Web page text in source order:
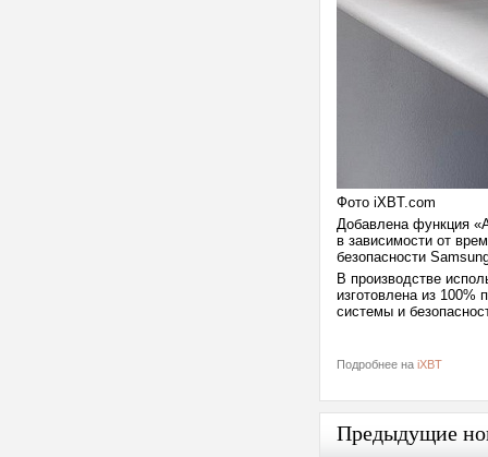
Фото iXBT.com
Добавлена функция
в зависимости от
безопасности
В производстве
изготовлена из 100%
системы и
Подробнее на iXBT
Предыдущие